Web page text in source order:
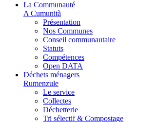
La Communauté
A Cumunità
Présentation
Nos Communes
Conseil communautaire
Statuts
Compétences
Open DATA
Déchets ménagers
Rumenzule
Le service
Collectes
Déchetterie
Tri sélectif & Compostage